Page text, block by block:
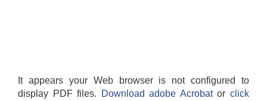
It appears your Web browser is not configured to
display PDF files.
Download adobe Acrobatorclick